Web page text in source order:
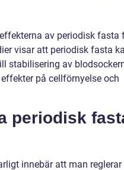
av periodisk fasta
visar att periodisk fasta
stabilisering av
på cellförnyelse och
periodisk
innebär att man reglerar